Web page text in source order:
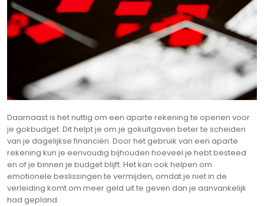
Daarnaast is het nuttig om een aparte rekening te openen voor
je gokbudget. Dit helpt je om je gokuitgaven beter te scheiden
van je dagelijkse financiën. Door het gebruik van een aparte
rekening kun je eenvoudig bijhouden hoeveel je hebt besteed
en of je binnen je budget blijft. Het kan ook helpen om
emotionele beslissingen te vermijden, omdat je niet in de
verleiding komt om meer geld uit te geven dan je aanvankelijk
had gepland.